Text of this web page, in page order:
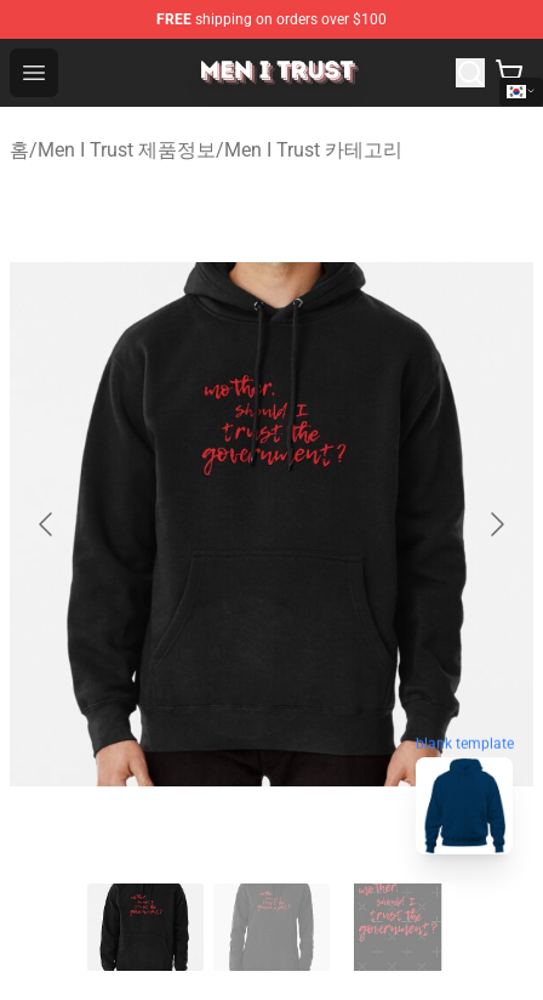
FREE shipping on orders over $100
Open menu
Men I Trust Shop - Official Men I Trust Merchandise Store
홈/Men I Trust 제품정보/Men I Trust 카테고리
blank template